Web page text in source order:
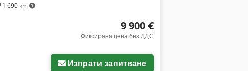
1 690 km
9 900 €
Фиксирана цена без ДДС
Изпрати запитване